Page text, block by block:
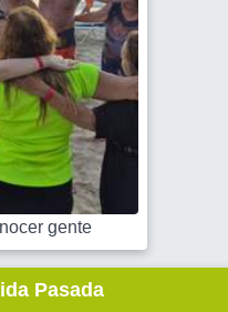
gente
Pasada